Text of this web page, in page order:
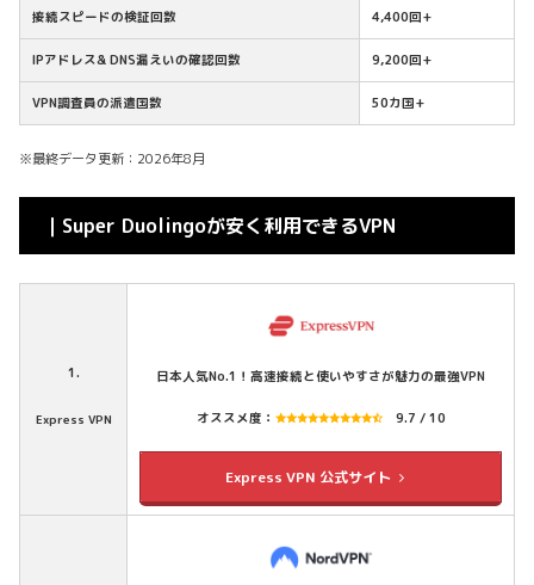
接続スピードの検証回数 4,400回+
IPアドレス& DNS漏えいの確認回数 9,200回+
VPN調査員の派遣国数 50カ国+
※最終データ更新：2026年8月
｜Super Duolingoが安く利用できるVPN
1.
Express VPN
日本人気No.1！高速接続と使いやすさが魅力の最強VPN
オススメ度： 9.7 / 10
Express VPN 公式サイト